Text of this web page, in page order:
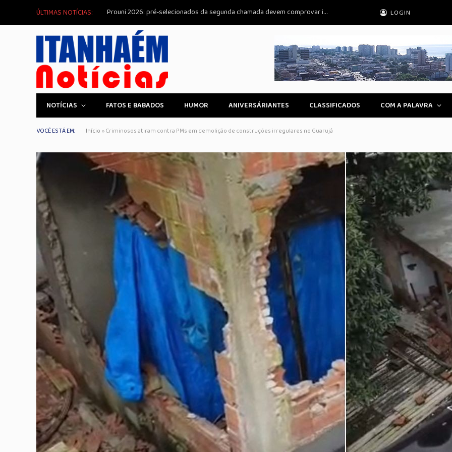
ÚLTIMAS NOTÍCIAS: Prouni 2026: pré-selecionados da segunda chamada devem comprovar informações LOGIN
NOTÍCIAS FATOS E BABADOS HUMOR ANIVERSÁRIANTES CLASSIFICADOS COM A PALAVRA
VOCÊ ESTÁ EM: Início »Criminosos atiram contra PMs em demolição de construções irregulares no Guarujá